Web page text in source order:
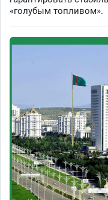
«голубым топливом».